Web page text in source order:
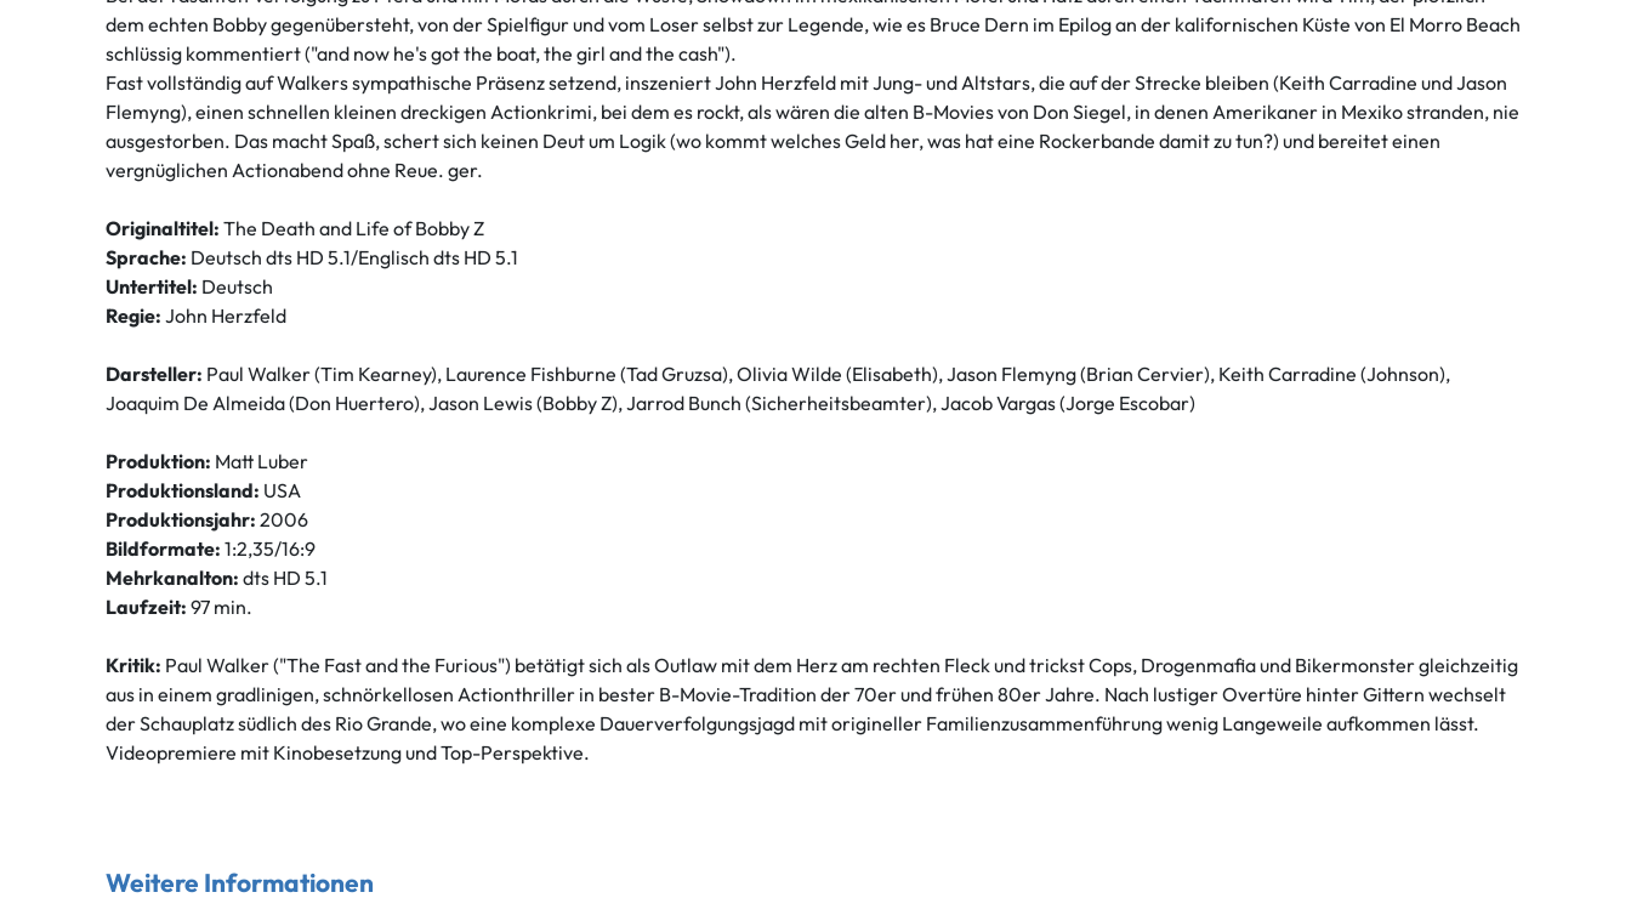
dem echten Bobby gegenübersteht, von der Spielfigur und vom Loser selbst zur Legende, wie es Bruce Dern im Epilog an der kalifornischen Küste von El Morro Beach
schlüssig kommentiert ("and now he's got the boat, the girl and the cash").
Fast vollständig auf Walkers sympathische Präsenz setzend, inszeniert John Herzfeld mit Jung- und Altstars, die auf der Strecke bleiben (Keith Carradine und Jason
Flemyng), einen schnellen kleinen dreckigen Actionkrimi, bei dem es rockt, als wären die alten B-Movies von Don Siegel, in denen Amerikaner in Mexiko stranden, nie
ausgestorben. Das macht Spaß, schert sich keinen Deut um Logik (wo kommt welches Geld her, was hat eine Rockerbande damit zu tun?) und bereitet einen
vergnüglichen Actionabend ohne Reue. ger.
Originaltitel: The Death and Life of Bobby Z
Sprache: Deutsch dts HD 5.1/Englisch dts HD 5.1
Untertitel: Deutsch
Regie: John Herzfeld
Darsteller: Paul Walker (Tim Kearney), Laurence Fishburne (Tad Gruzsa), Olivia Wilde (Elisabeth), Jason Flemyng (Brian Cervier), Keith Carradine (Johnson),
Joaquim De Almeida (Don Huertero), Jason Lewis (Bobby Z), Jarrod Bunch (Sicherheitsbeamter), Jacob Vargas (Jorge Escobar)
Produktion: Matt Luber
Produktionsland: USA
Produktionsjahr: 2006
Bildformate: 1:2,35/16:9
Mehrkanalton: dts HD 5.1
Laufzeit: 97 min.
Kritik: Paul Walker ("The Fast and the Furious") betätigt sich als Outlaw mit dem Herz am rechten Fleck und trickst Cops, Drogenmafia und Bikermonster gleichzeitig
aus in einem gradlinigen, schnörkellosen Actionthriller in bester B-Movie-Tradition der 70er und frühen 80er Jahre. Nach lustiger Overtüre hinter Gittern wechselt
der Schauplatz südlich des Rio Grande, wo eine komplexe Dauerverfolgungsjagd mit origineller Familienzusammenführung wenig Langeweile aufkommen lässt.
Videopremiere mit Kinobesetzung und Top-Perspektive.
Weitere Informationen